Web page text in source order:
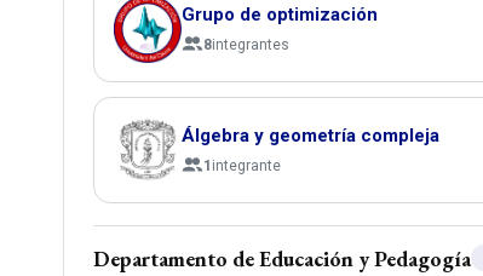
Grupo de optimización
8integrantes
Álgebra y geometría compleja
1 integrante
Departamento de Educación y Pedagogía